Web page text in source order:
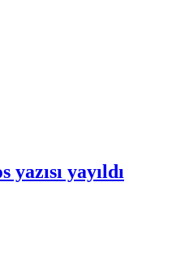
yazısı yayıldı